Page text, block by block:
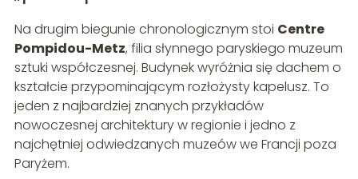
Na drugim biegunie chronologicznym stoi Centre
Pompidou-Metz, filia słynnego paryskiego muzeum
sztuki współczesnej. Budynek wyróżnia się dachem o
kształcie przypominającym rozłożysty kapelusz. To
jeden z najbardziej znanych przykładów
nowoczesnej architektury w regionie i jedno z
najchętniej odwiedzanych muzeów we Francji poza
Paryżem.